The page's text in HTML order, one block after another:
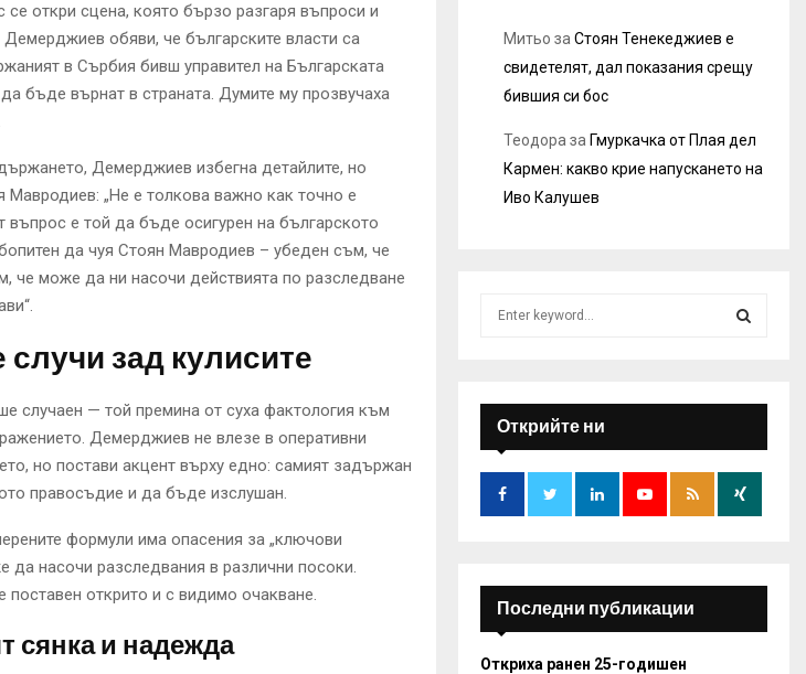
откри сцена, която бързо разгаря въпроси и
обяви, че българските власти са
в Сърбия бивш управител на Българската
бъде върнат в страната. Думите му прозвучаха
Демерджиев избегна детайлите, но
„Не е толкова важно как точно е
е той да бъде осигурен на българското
да чуя Стоян Мавродиев – убеден съм, че
че може да ни насочи действията по разследване
зад кулисите
случаен — той премина от суха фактология към
Демерджиев не влезе в оперативни
но постави акцент върху едно: самият задържан
правосъдие и да бъде изслушан.
формули има опасения за „ключови
насочи разследвания в различни посоки.
открито и с видимо очакване.
сянка и надежда
Митьо за Стоян Тенекеджиев е
свидетелят, дал показания срещу
бившия си бос
Теодора за Гмуркачка от Плая дел
Кармен: какво крие напускането на
Иво Калушев
:
E
A
R
Открийте ни
Последни публикации
Откриха ранен 25-годишен